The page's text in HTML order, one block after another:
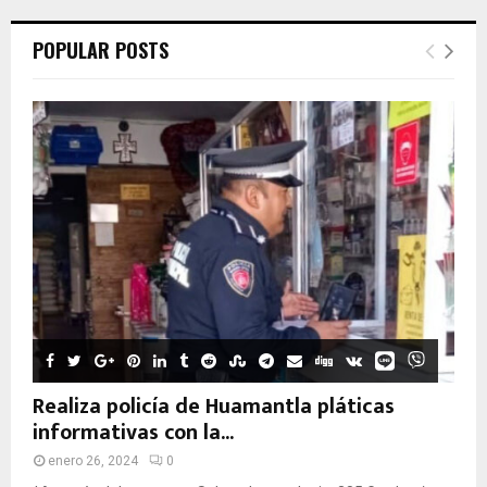
POPULAR POSTS
Realiza policía de Huamantla pláticas
informativas con la...
enero 26, 2024 0